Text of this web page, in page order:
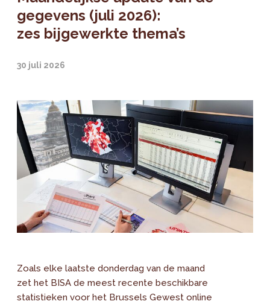
gegevens (juli 2026):
zes bijgewerkte thema’s
30 juli 2026
Zoals elke laatste donderdag van de maand
zet het BISA de meest recente beschikbare
statistieken voor het Brussels Gewest online